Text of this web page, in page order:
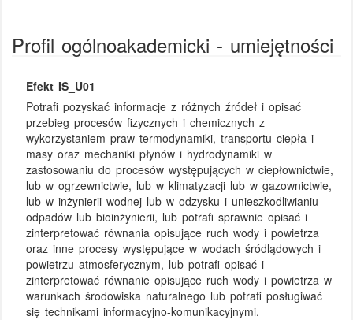
Profil ogólnoakademicki - umiejętności
Efekt IS_U01
Potrafi pozyskać informacje z różnych źródeł i opisać
przebieg procesów fizycznych i chemicznych z
wykorzystaniem praw termodynamiki, transportu ciepła i
masy oraz mechaniki płynów i hydrodynamiki w
zastosowaniu do procesów występujących w ciepłownictwie,
lub w ogrzewnictwie, lub w klimatyzacji lub w gazownictwie,
lub w inżynierii wodnej lub w odzysku i unieszkodliwianiu
odpadów lub bioinżynierii, lub potrafi sprawnie opisać i
zinterpretować równania opisujące ruch wody i powietrza
oraz inne procesy występujące w wodach śródlądowych i
powietrzu atmosferycznym, lub potrafi opisać i
zinterpretować równanie opisujące ruch wody i powietrza w
warunkach środowiska naturalnego lub potrafi posługiwać
się technikami informacyjno-komunikacyjnymi.